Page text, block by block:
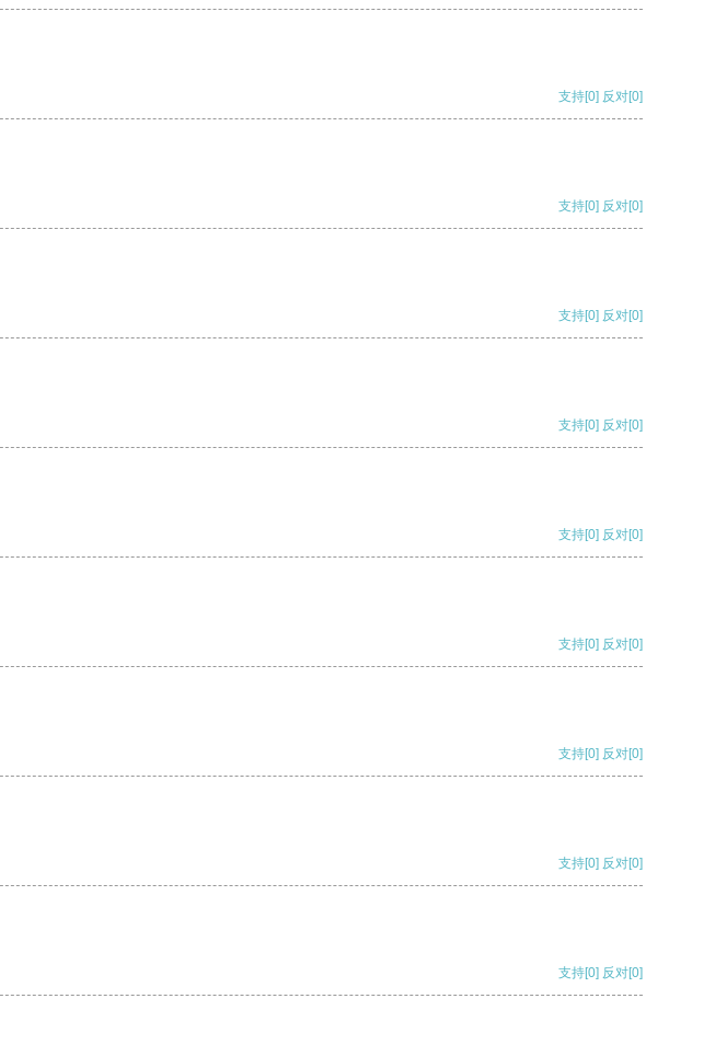
支持[0] 反对[0]
支持[0] 反对[0]
支持[0] 反对[0]
支持[0] 反对[0]
支持[0] 反对[0]
支持[0] 反对[0]
支持[0] 反对[0]
支持[0] 反对[0]
支持[0] 反对[0]